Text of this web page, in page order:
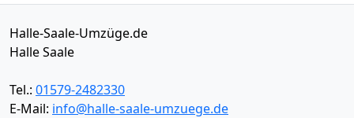
Halle-Saale-Umzüge.de
Halle Saale
Tel.: 01579-2482330
E-Mail: info@halle-saale-umzuege.de